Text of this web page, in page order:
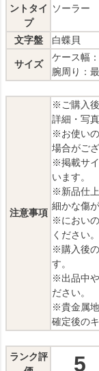
ントタイ
プ
ソーラー
文字盤 白蝶貝
サイズ
ケース幅
腕周り：
注意事項
※ご購入後
詳細・写
※お使い
場合がご
※掲載サ
います。
※新品仕
細かな傷
※におい
ください。
※購入後
す。
※出品中
ださい。
※貴金属
確定後の
ランク評
5